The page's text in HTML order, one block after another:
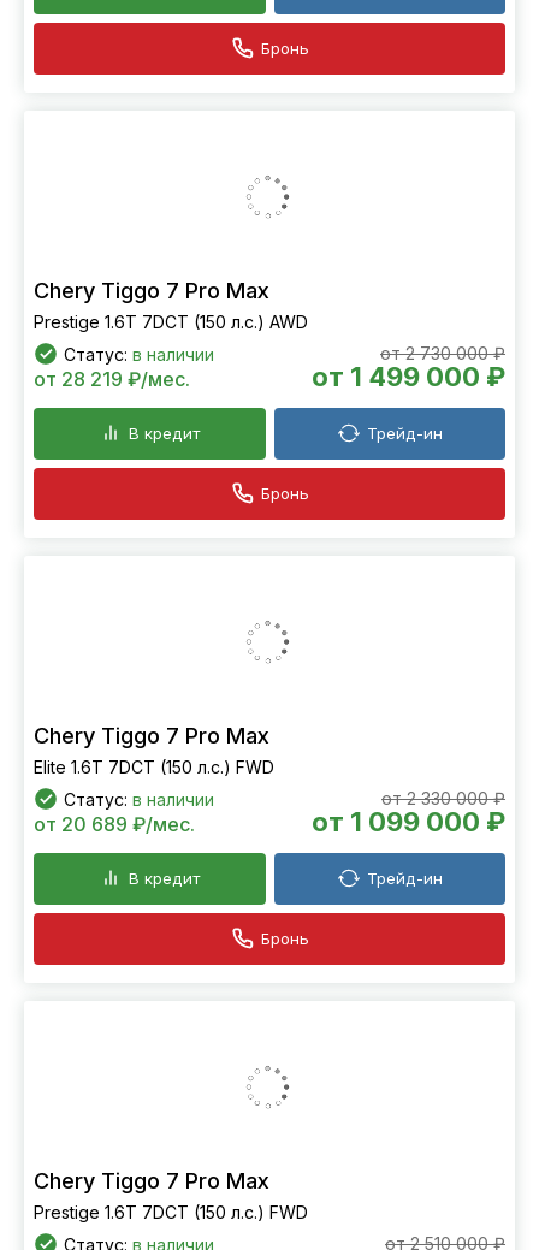
Бронь
Chery Tiggo 7 Pro Max
Prestige 1.6T 7DCT (150 л.с.) AWD
Статус: в наличии от 2 730 000 ₽
от 1 499 000 ₽
от 28 219 ₽/мес.
В кредит Трейд-ин
Бронь
Chery Tiggo 7 Pro Max
Elite 1.6T 7DCT (150 л.с.) FWD
Статус: в наличии от 2 330 000 ₽
от 1 099 000 ₽
от 20 689 ₽/мес.
В кредит Трейд-ин
Бронь
Chery Tiggo 7 Pro Max
Prestige 1.6T 7DCT (150 л.с.) FWD
Статус: в наличии от 2 510 000 ₽